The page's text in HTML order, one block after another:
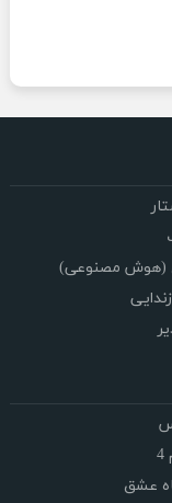
(هوش مصنوعی)
عشق